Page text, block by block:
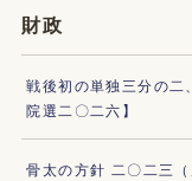
財政
戦後初の単独三分の二
院選二〇二六】
骨太の方針 二〇二三